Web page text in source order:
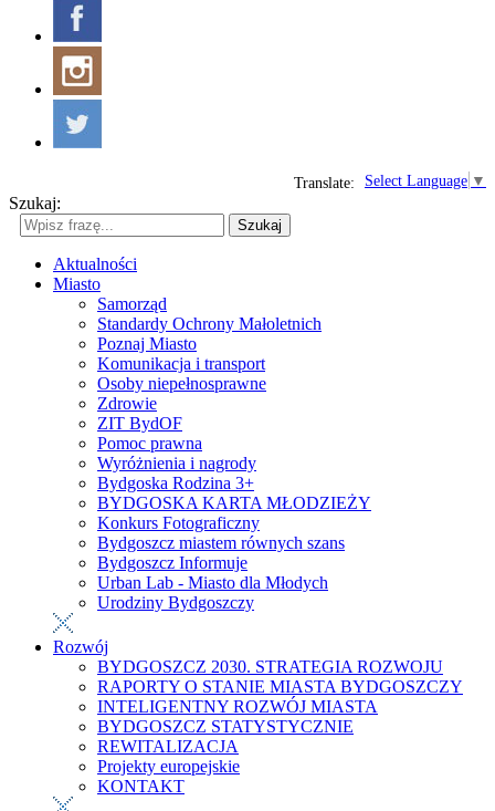
Select Language ▼
Translate:
Szukaj:
Szukaj
Aktualności
Miasto
Samorząd
Standardy Ochrony Małoletnich
Poznaj Miasto
Komunikacja i transport
Osoby niepełnosprawne
Zdrowie
ZIT BydOF
Pomoc prawna
Wyróżnienia i nagrody
Bydgoska Rodzina 3+
BYDGOSKA KARTA MŁODZIEŻY
Konkurs Fotograficzny
Bydgoszcz miastem równych szans
Bydgoszcz Informuje
Urban Lab - Miasto dla Młodych
Urodziny Bydgoszczy
Rozwój
BYDGOSZCZ 2030. STRATEGIA ROZWOJU
RAPORTY O STANIE MIASTA BYDGOSZCZY
INTELIGENTNY ROZWÓJ MIASTA
BYDGOSZCZ STATYSTYCZNIE
REWITALIZACJA
Projekty europejskie
KONTAKT